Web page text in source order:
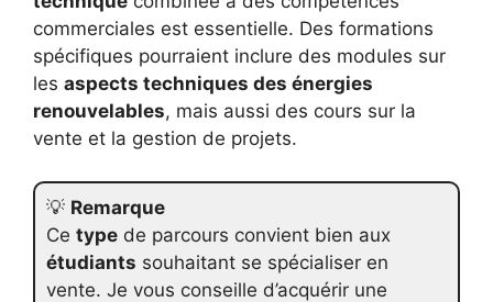
commerciales est essentielle. Des formations
spécifiques pourraient inclure des modules sur
les aspects techniques des énergies
renouvelables, mais aussi des cours sur la
vente et la gestion de projets.
💡 Remarque
Ce type de parcours convient bien aux
étudiants souhaitant se spécialiser en
vente. Je vous conseille d’acquérir une